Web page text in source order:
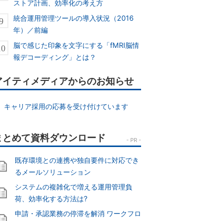
ストア計画、効率化の考え方
統合運用管理ツールの導入状況（2016
年）／前編
脳で感じた印象を文字にする「fMRI脳情
報デコーディング」とは？
イティメディアからのお知らせ
キャリア採用の応募を受け付けています
既存環境との連携や独自要件に対応でき
るメールソリューション
システムの複雑化で増える運用管理負
荷、効率化する方法は?
申請・承認業務の停滞を解消 ワークフロ